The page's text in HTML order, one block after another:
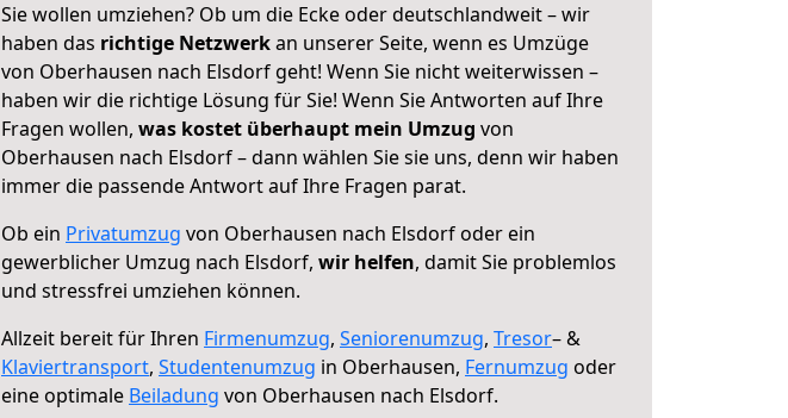
Sie wollen umziehen? Ob um die Ecke oder deutschlandweit – wir
haben das richtige Netzwerkan unserer Seite, wenn es Umzüge
von Oberhausen nach Elsdorf geht! Wenn Sie nicht weiterwissen –
haben wir die richtige Lösung für Sie! Wenn Sie Antworten auf Ihre
Fragen wollen, was kostet überhaupt mein Umzug von
Oberhausen nach Elsdorf – dann wählen Sie sie uns, denn wir haben
immer die passende Antwort auf Ihre Fragen parat.
Ob ein Privatumzug von Oberhausen nach Elsdorf oder ein
gewerblicher Umzug nach Elsdorf, wir helfen, damit Sie problemlos
und stressfrei umziehen können.
Allzeit bereit für Ihren Firmenumzug, Seniorenumzug, Tresor– &
Klaviertransport, Studentenumzug in Oberhausen, Fernumzug oder
eine optimale Beiladung von Oberhausen nach Elsdorf.